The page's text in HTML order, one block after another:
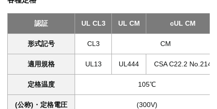
認証 UL CL3 UL CM cUL CM
形式記号 CL3 CM
適用規格 UL13 UL444 CSA C22.2 No.214
定格温度 105℃
(公称)・定格電圧 (300V)